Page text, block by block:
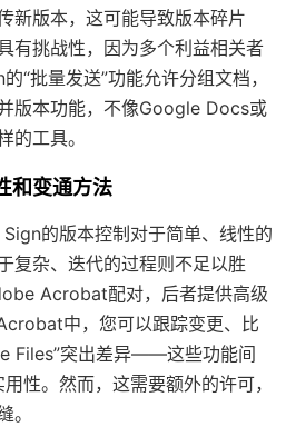
新版本，这可能导致版本碎片
有挑战性，因为多个利益相关者
“批量发送”功能允许分组文档，
版本功能，不像Google Docs或
工具。
和变通方法
的版本控制对于简单、线性的
复杂、迭代的过程则不足以胜
Acrobat配对，后者提供高级
中，您可以跟踪变更、比
Files”突出差异——这些功能间
性。然而，这需要额外的许可，
。